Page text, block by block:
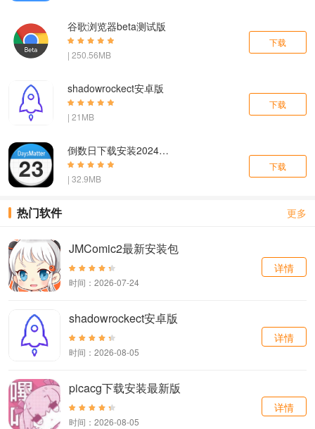
谷歌浏览器beta测试版
| 250.56MB
下载
shadowrockect安卓版
| 21MB
下载
倒数日下载安装2024最新版
| 32.9MB
下载
热门软件 更多
JMComic2最新安装包
时间：2026-07-24
详情
shadowrockect安卓版
时间：2026-08-05
详情
picacg下载安装最新版
时间：2026-08-05
详情